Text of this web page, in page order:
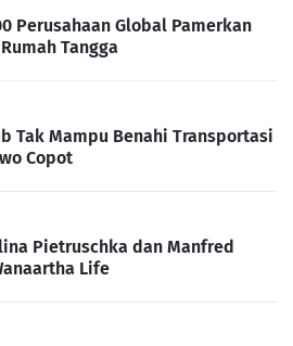
Perusahaan Global Pamerkan
Tangga
Tak Mampu Benahi Transportasi
Copot
Pietruschka dan Manfred
Life